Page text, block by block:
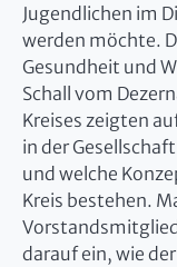
Jugendlichen im
werden möchte.
Gesundheit und
Schall vom
Kreises zeigten
in der
und welche
Kreis bestehen.
darauf ein, wie